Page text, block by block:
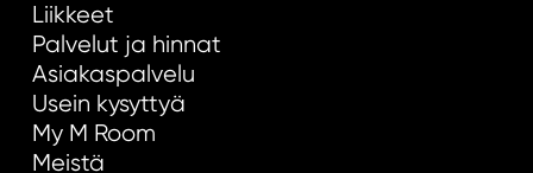
Liikkeet
Palvelut ja hinnat
Asiakaspalvelu
Usein kysyttyä
My M Room
Meistä